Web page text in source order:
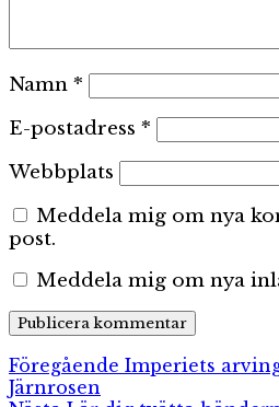
Namn *
E-postadress *
Webbplats
Meddela mig om nya
post.
Meddela mig om nya
Inläggsnavigering
Föregående Föregående
Imperiets
Järnrosen